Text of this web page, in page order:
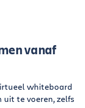
vanaf
whiteboard
te voeren, zelfs